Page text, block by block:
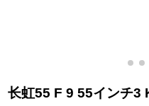
长虹55 F 9 55インチ3